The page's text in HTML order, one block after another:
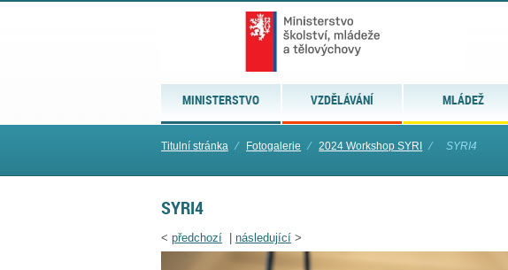
MINISTERSTVO VZDĚLÁVÁNÍ MLÁDEŽ
Titulní stránka ⁄ Fotogalerie ⁄ 2024 Workshop SYRI ⁄ SYRI4
SYRI4
< předchozí následující >